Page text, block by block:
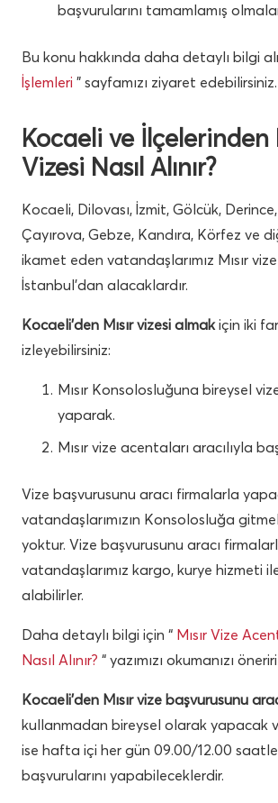
başvurularını tamamlamış
Bu konu hakkında daha detaylı bilgi
İşlemleri ” sayfamızı ziyaret edebilirsiniz.
Kocaeli ve İlçelerinden
Vizesi Nasıl Alınır?
Kocaeli, Dilovası, İzmit, Gölcük,
Çayırova, Gebze, Kandıra, Körfez ve
ikamet eden vatandaşlarımız Mısır
İstanbul’dan alacaklardır.
Kocaeli’den Mısır vizesi almakiçin iki
izleyebilirsiniz:
Mısır Konsolosluğuna bireysel
yaparak.
Mısır vize acentaları aracılıyla
Vize başvurusunu aracı firmalarla
vatandaşlarımızın Konsolosluğa
yoktur. Vize başvurusunu aracı
vatandaşlarımız kargo, kurye hizmeti
alabilirler.
Daha detaylı bilgi için “ Mısır Vize
Nasıl Alınır? “ yazımızı okumanızı
Kocaeli’den Mısır vize başvurusunu
kullanmadan bireysel olarak yapacak
ise hafta içi her gün 09.00/12.00
başvurularını yapabileceklerdir.